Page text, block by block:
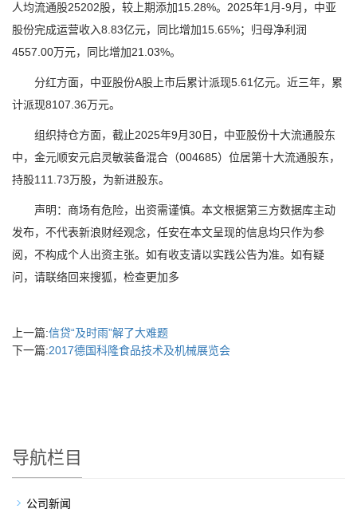
人均流通股25202股，较上期添加15.28%。2025年1月-9月，中亚
股份完成运营收入8.83亿元，同比增加15.65%；归母净利润
4557.00万元，同比增加21.03%。
分红方面，中亚股份A股上市后累计派现5.61亿元。近三年，累
计派现8107.36万元。
组织持仓方面，截止2025年9月30日，中亚股份十大流通股东
中，金元顺安元启灵敏装备混合（004685）位居第十大流通股东，
持股111.73万股，为新进股东。
声明：商场有危险，出资需谨慎。本文根据第三方数据库主动
发布，不代表新浪财经观念，任安在本文呈现的信息均只作为参
阅，不构成个人出资主张。如有收支请以实践公告为准。如有疑
问，请联络回来搜狐，检查更加多
上一篇:信贷“及时雨”解了大难题
下一篇:2017德国科隆食品技术及机械展览会
导航栏目
公司新闻